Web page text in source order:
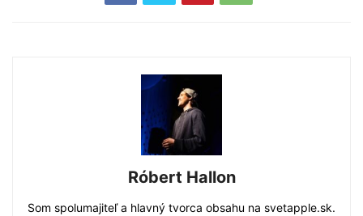
Róbert Hallon
Som spolumajiteľ a hlavný tvorca obsahu na svetapple.sk.